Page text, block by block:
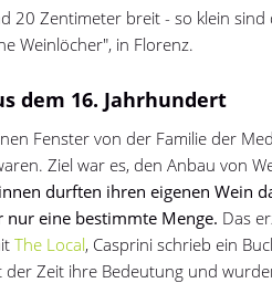
20 Zentimeter breit - so klein sind
Weinlöcher", in Florenz.
dem 16. Jahrhundert
Fenster von der Familie der
Ziel war es, den Anbau von
durften ihren eigenen Wein
eine bestimmte Menge. Das
The Local, Casprini schrieb ein
der Zeit ihre Bedeutung und